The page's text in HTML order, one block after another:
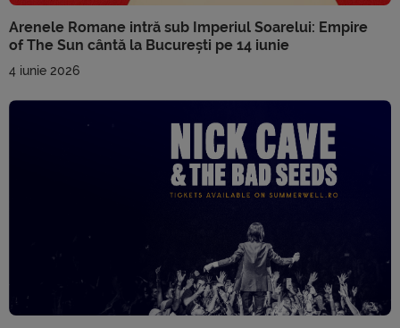
Arenele Romane intră sub Imperiul Soarelui: Empire
of The Sun cântă la București pe 14 iunie
4 iunie 2026